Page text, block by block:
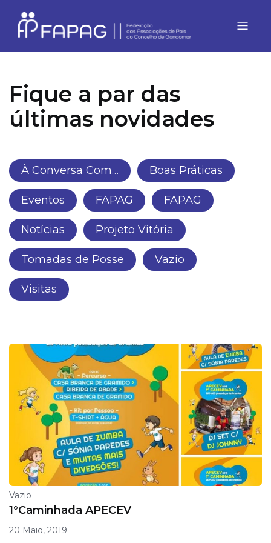
Fique a par das
últimas novidades
À Conversa Com… Boas Práticas
Eventos FAPAG FAPAG
Notícias Projeto Vitória
Tomadas de Posse Vazio
Visitas
Vazio
1°Caminhada APECEV
20 Maio, 2019